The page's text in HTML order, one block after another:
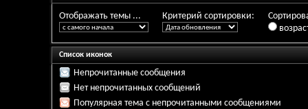
Отображать темы ... Критерий сортировки:
Список иконок
Непрочитанные сообщения
Нет непрочитанных сообщений
Популярная тема с непрочитанными сообщениями